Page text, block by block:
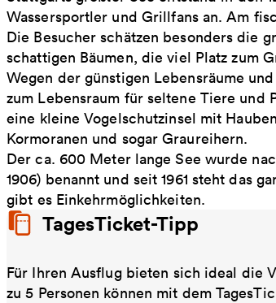
Wassersportler und Grillfans an. Am
Die Besucher schätzen besonders die
schattigen Bäumen, die viel Platz zum
Wegen der günstigen Lebensräume
zum Lebensraum für seltene Tiere und
eine kleine Vogelschutzinsel mit
Kormoranen und sogar Graureihern.
Der ca. 600 Meter lange See wurde
1906) benannt und seit 1961 steht das
gibt es Einkehrmöglichkeiten.
TagesTicket-Tipp
Für Ihren Ausflug bieten sich ideal die
zu 5 Personen können mit dem